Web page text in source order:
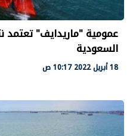
عمومية "ماريدايف" تعتمد
السعودية
18 أبريل 2022 10:17 ص